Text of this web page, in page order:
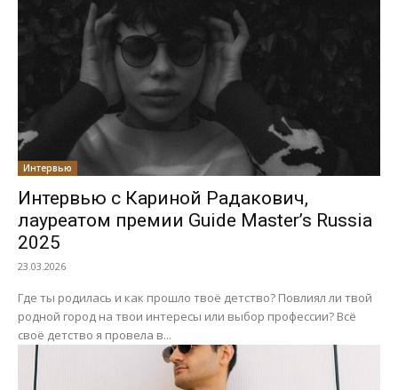
Интервью
Интервью с Кариной Радакович,
лауреатом премии Guide Master’s Russia
2025
23.03.2026
Где ты родилась и как прошло твоё детство? Повлиял ли твой
родной город на твои интересы или выбор профессии? Всё
своё детство я провела в...